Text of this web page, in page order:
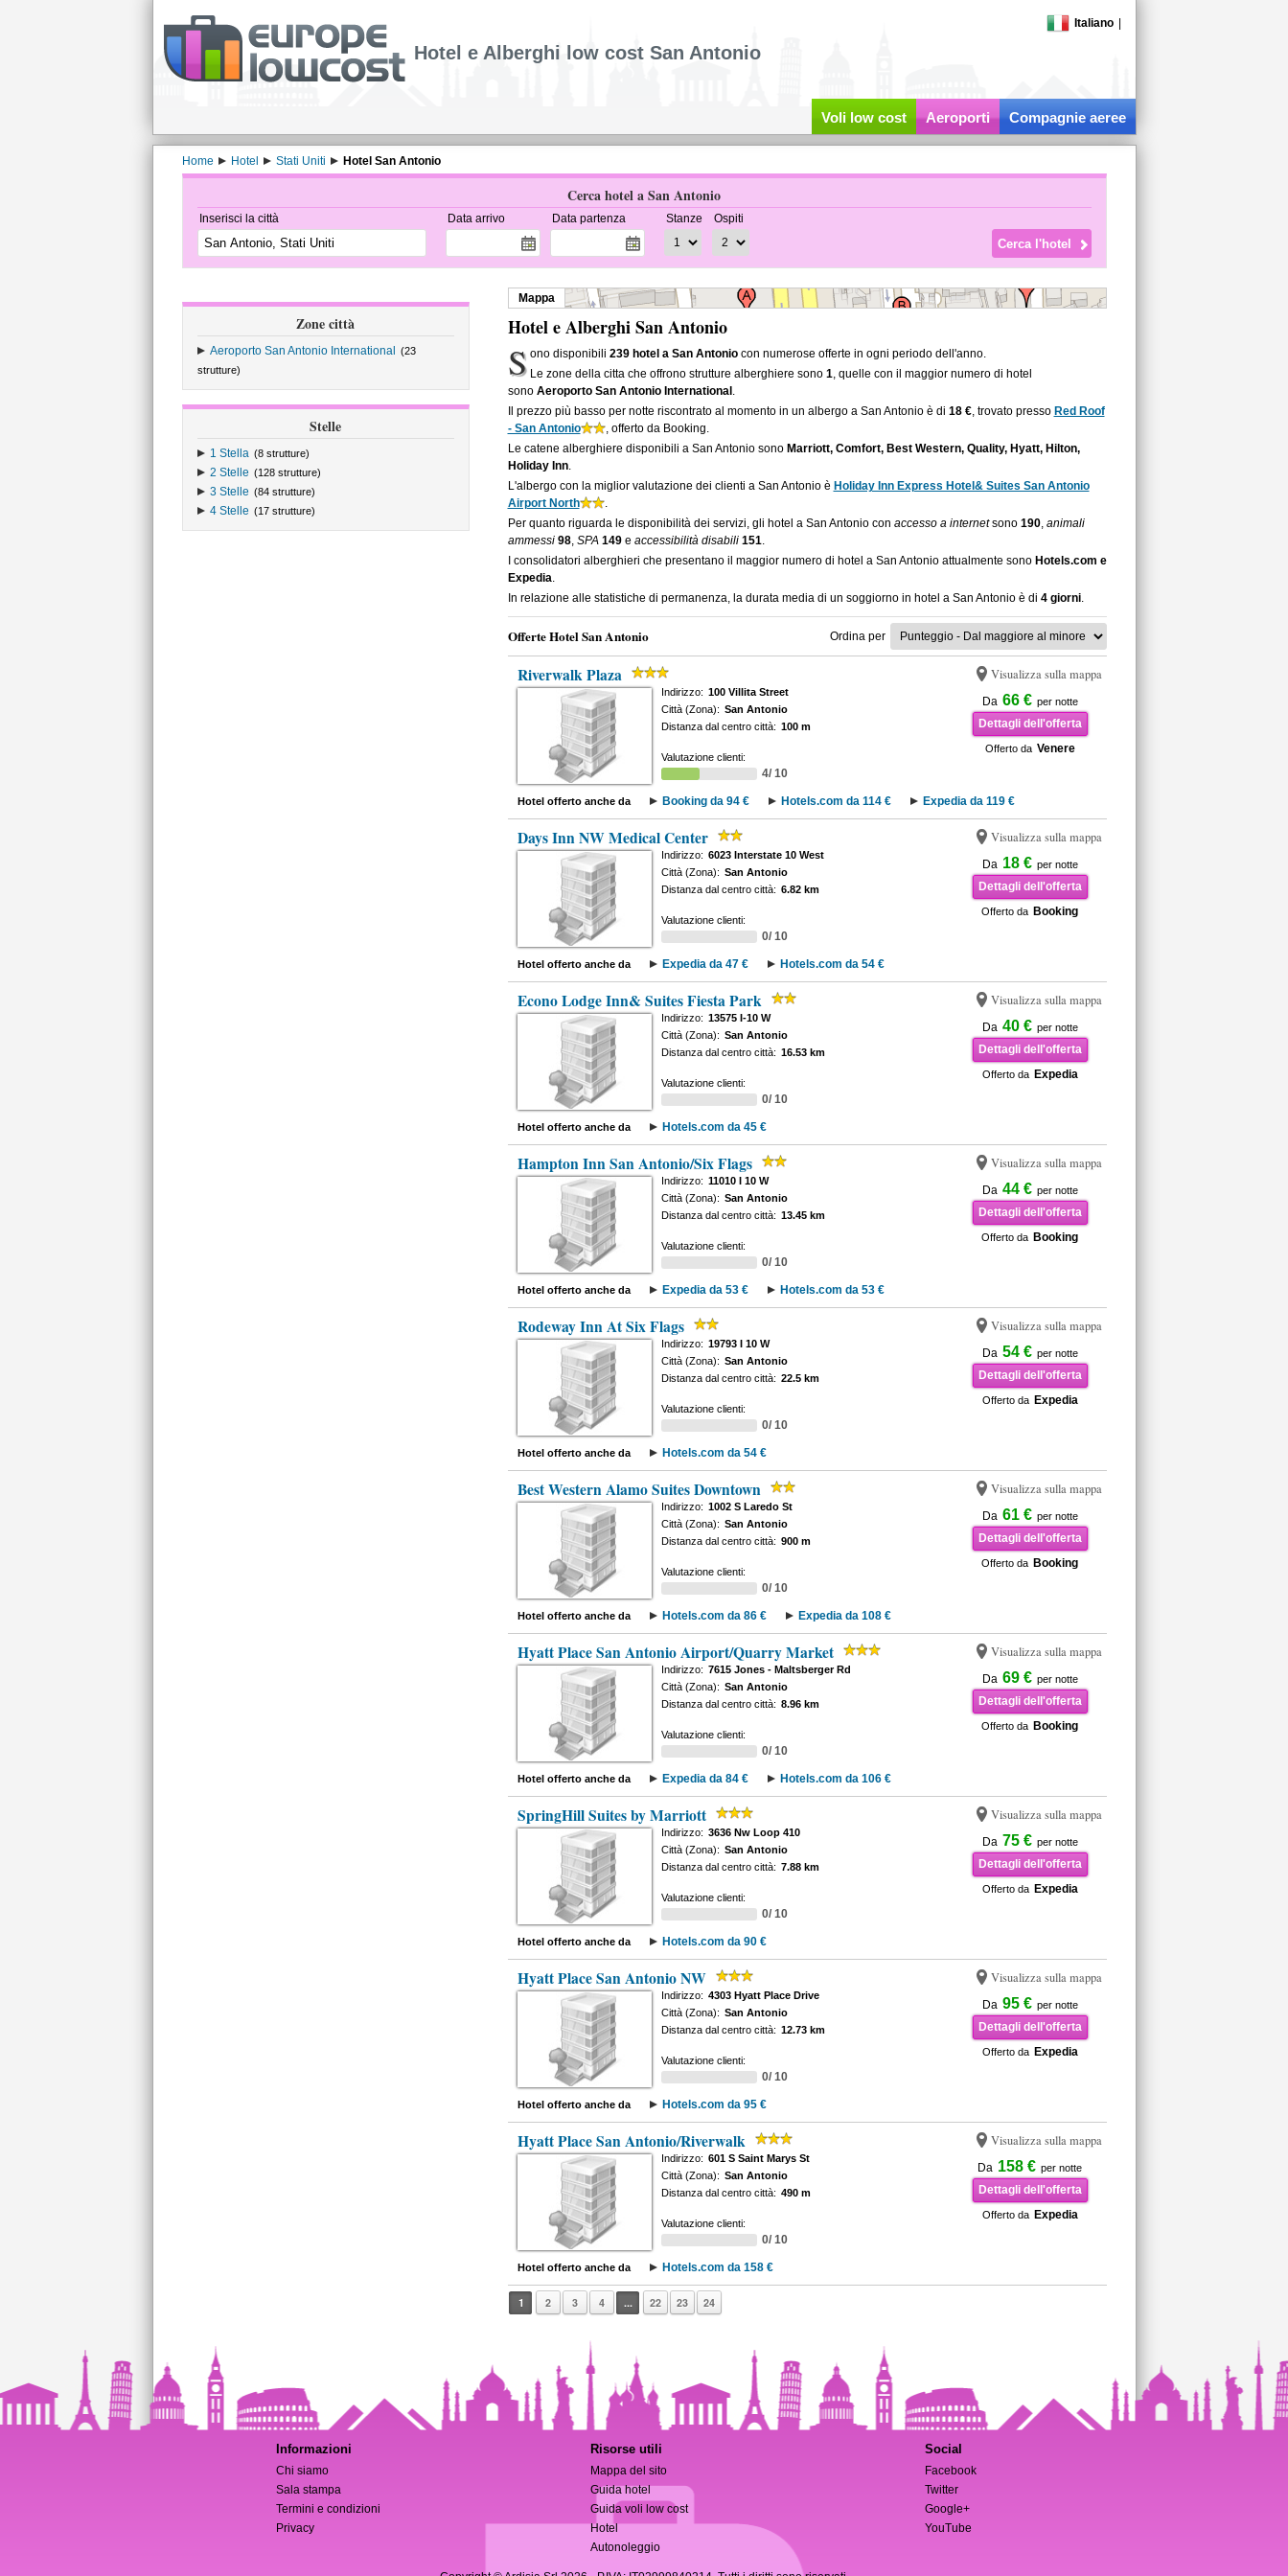
Italiano
Hotel e Alberghi low cost San Antonio
Voli low cost Aeroporti Compagnie aeree
Home Hotel Stati Uniti Hotel San Antonio
Cerca hotel a San Antonio
Inserisci la città Data arrivo Data partenza Stanze Ospiti
Zone città
Aeroporto San Antonio International
(23
strutture)
Stelle
1 Stella (8 strutture)
2 Stelle (128 strutture)
3 Stelle (84 strutture)
4 Stelle (17 strutture)
Mappa
Hotel e Alberghi San Antonio
S ono disponibili239 hotel a San Antonio con numerose offerte in ogni periodo dell'anno.
Le zone della citta che offrono strutture alberghiere sono1, quelle con il maggior numero di hotel
sono Aeroporto San Antonio International .
Il prezzo più basso per notte riscontrato al momento in un albergo a San Antonio è di 18 €, trovato presso Red Roof
- San Antonio
, offerto da Booking.
Le catene alberghiere disponibili a San Antonio sono Marriott, Comfort, Best Western, Quality, Hyatt, Hilton,
Holiday Inn.
L'albergo con la miglior valutazione dei clienti a San Antonio è Holiday Inn Express Hotel& Suites San Antonio
Airport North
.
Per quanto riguarda le disponibilità dei servizi, gli hotel a San Antonio con accesso a internetsono 190, animali
ammessi 98, SPA 149e accessibilità disabili 151.
I consolidatori alberghieri che presentano il maggior numero di hotel a San Antonio attualmente sono Hotels.com e
Expedia.
In relazione alle statistiche di permanenza, la durata media di un soggiorno in hotel a San Antonio è di 4 giorni.
Offerte Hotel San Antonio Ordina per
Riverwalk Plaza Visualizza sulla mappa
Da 66 € per notte
Dettagli dell'offerta
Offerto da Venere
Indirizzo: 100 Villita Street
Città (Zona): San Antonio
Distanza dal centro città: 100 m
Valutazione clienti:
4/ 10
Hotel offerto anche da Booking da 94 € Hotels.com da 114 € Expedia da 119 €
Days Inn NW Medical Center Visualizza sulla mappa
Da 18 € per notte
Dettagli dell'offerta
Offerto da Booking
Indirizzo: 6023 Interstate 10 West
Città (Zona): San Antonio
Distanza dal centro città: 6.82 km
Valutazione clienti:
0/ 10
Hotel offerto anche da Expedia da 47 € Hotels.com da 54 €
Econo Lodge Inn& Suites Fiesta Park Visualizza sulla mappa
Da 40 € per notte
Dettagli dell'offerta
Offerto da Expedia
Indirizzo: 13575 I-10 W
Città (Zona): San Antonio
Distanza dal centro città: 16.53 km
Valutazione clienti:
0/ 10
Hotel offerto anche da Hotels.com da 45 €
Hampton Inn San Antonio/Six Flags Visualizza sulla mappa
Da 44 € per notte
Dettagli dell'offerta
Offerto da Booking
Indirizzo: 11010 I 10 W
Città (Zona): San Antonio
Distanza dal centro città: 13.45 km
Valutazione clienti:
0/ 10
Hotel offerto anche da Expedia da 53 € Hotels.com da 53 €
Rodeway Inn At Six Flags Visualizza sulla mappa
Da 54 € per notte
Dettagli dell'offerta
Offerto da Expedia
Indirizzo: 19793 I 10 W
Città (Zona): San Antonio
Distanza dal centro città: 22.5 km
Valutazione clienti:
0/ 10
Hotel offerto anche da Hotels.com da 54 €
Best Western Alamo Suites Downtown Visualizza sulla mappa
Da 61 € per notte
Dettagli dell'offerta
Offerto da Booking
Indirizzo: 1002 S Laredo St
Città (Zona): San Antonio
Distanza dal centro città: 900 m
Valutazione clienti:
0/ 10
Hotel offerto anche da Hotels.com da 86 € Expedia da 108 €
Hyatt Place San Antonio Airport/Quarry Market Visualizza sulla mappa
Da 69 € per notte
Dettagli dell'offerta
Offerto da Booking
Indirizzo: 7615 Jones - Maltsberger Rd
Città (Zona): San Antonio
Distanza dal centro città: 8.96 km
Valutazione clienti:
0/ 10
Hotel offerto anche da Expedia da 84 € Hotels.com da 106 €
SpringHill Suites by Marriott Visualizza sulla mappa
Da 75 € per notte
Dettagli dell'offerta
Offerto da Expedia
Indirizzo: 3636 Nw Loop 410
Città (Zona): San Antonio
Distanza dal centro città: 7.88 km
Valutazione clienti:
0/ 10
Hotel offerto anche da Hotels.com da 90 €
Hyatt Place San Antonio NW Visualizza sulla mappa
Da 95 € per notte
Dettagli dell'offerta
Offerto da Expedia
Indirizzo: 4303 Hyatt Place Drive
Città (Zona): San Antonio
Distanza dal centro città: 12.73 km
Valutazione clienti:
0/ 10
Hotel offerto anche da Hotels.com da 95 €
Hyatt Place San Antonio/Riverwalk Visualizza sulla mappa
Da 158 € per notte
Dettagli dell'offerta
Offerto da Expedia
Indirizzo: 601 S Saint Marys St
Città (Zona): San Antonio
Distanza dal centro città: 490 m
Valutazione clienti:
0/ 10
Hotel offerto anche da Hotels.com da 158 €
1 2 3 4 ... 22 23 24
Informazioni
Chi siamo
Sala stampa
Termini e condizioni
Privacy
Risorse utili
Mappa del sito
Guida hotel
Guida voli low cost
Hotel
Autonoleggio
Social
Facebook
Twitter
Google+
YouTube